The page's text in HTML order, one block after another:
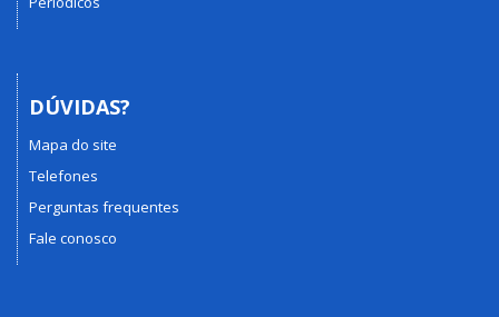
DÚVIDAS?
Mapa do site
Telefones
Perguntas frequentes
Fale conosco